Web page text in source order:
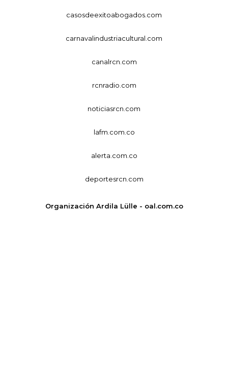
casosdeexitoabogados.com
carnavalindustriacultural.com
canalrcn.com
rcnradio.com
noticiasrcn.com
lafm.com.co
alerta.com.co
deportesrcn.com
Organización Ardila Lülle - oal.com.co